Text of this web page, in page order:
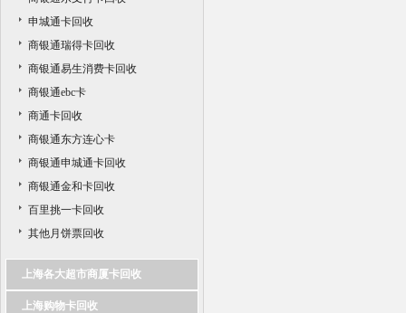
申城通卡回收
商银通瑞得卡回收
商银通易生消费卡回收
商银通ebc卡
商通卡回收
商银通东方连心卡
商银通申城通卡回收
商银通金和卡回收
百里挑一卡回收
其他月饼票回收
上海各大超市商厦卡回收
上海购物卡回收